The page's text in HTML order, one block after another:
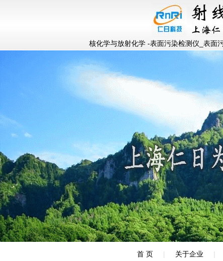
核化学与放射化学 -表面污染检测仪_表面
首 页 | 关于企业 |